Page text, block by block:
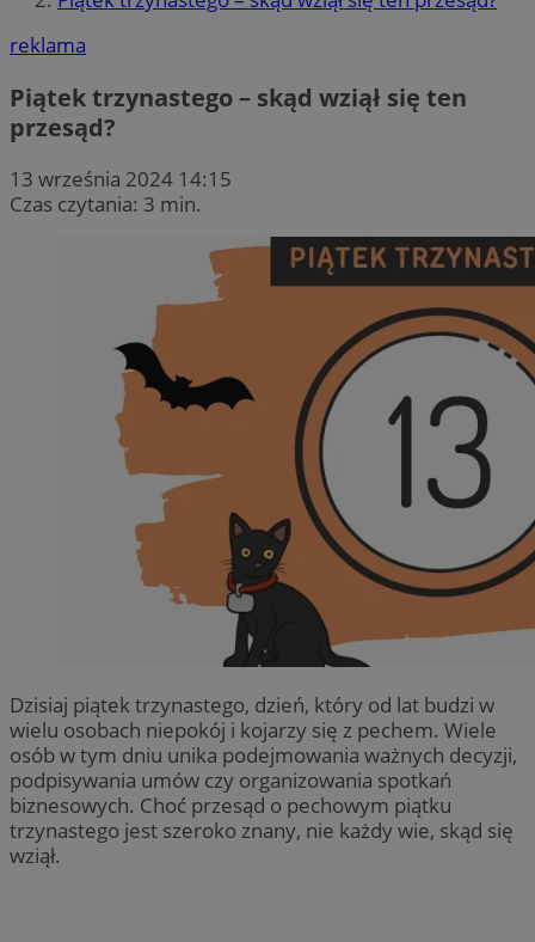
reklama
Piątek trzynastego – skąd wziął się ten
przesąd?
13 września 2024 14:15
Czas czytania: 3 min.
Dzisiaj piątek trzynastego, dzień, który od lat budzi w
wielu osobach niepokój i kojarzy się z pechem. Wiele
osób w tym dniu unika podejmowania ważnych decyzji,
podpisywania umów czy organizowania spotkań
biznesowych. Choć przesąd o pechowym piątku
trzynastego jest szeroko znany, nie każdy wie, skąd się
wziął.